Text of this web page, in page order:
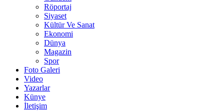
Röportaj
Siyaset
Kültür Ve Sanat
Ekonomi
Dünya
Magazin
Spor
Foto Galeri
Video
Yazarlar
Künye
İletişim